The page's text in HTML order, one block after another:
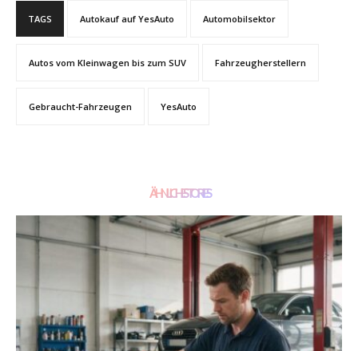
TAGS Autokauf auf YesAuto Automobilsektor
Autos vom Kleinwagen bis zum SUV Fahrzeugherstellern
Gebraucht-Fahrzeugen YesAuto
ÄHNLICHE STORIES